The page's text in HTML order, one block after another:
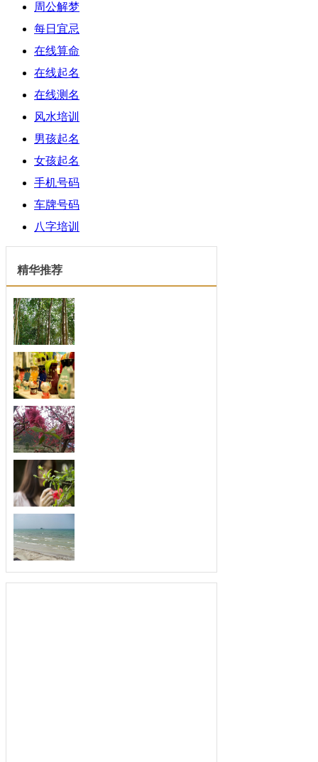
周公解梦
每日宜忌
在线算命
在线起名
在线测名
风水培训
男孩起名
女孩起名
手机号码
车牌号码
八字培训
精华推荐
四月份人格魅力开始大
每一个人的人格魅力绝对是吸引人最重
要的法...
扬长避短，善于发现别
取长补短，最会发现优点的三大生肖。
俗话说...
不喜欢空闲，最珍惜时
忙个不停，最善于利用时间的三大生
肖。人们...
从不暗恋，爱你就要告
爱上就去追求，最不喜欢暗恋的三大生
为人低调，就算富有也